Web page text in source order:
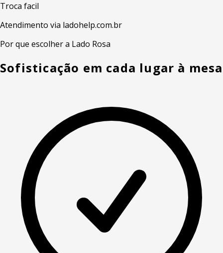
Troca facil
Atendimento via ladohelp.com.br
Por que escolher a Lado Rosa
Sofisticação em cada lugar à mesa